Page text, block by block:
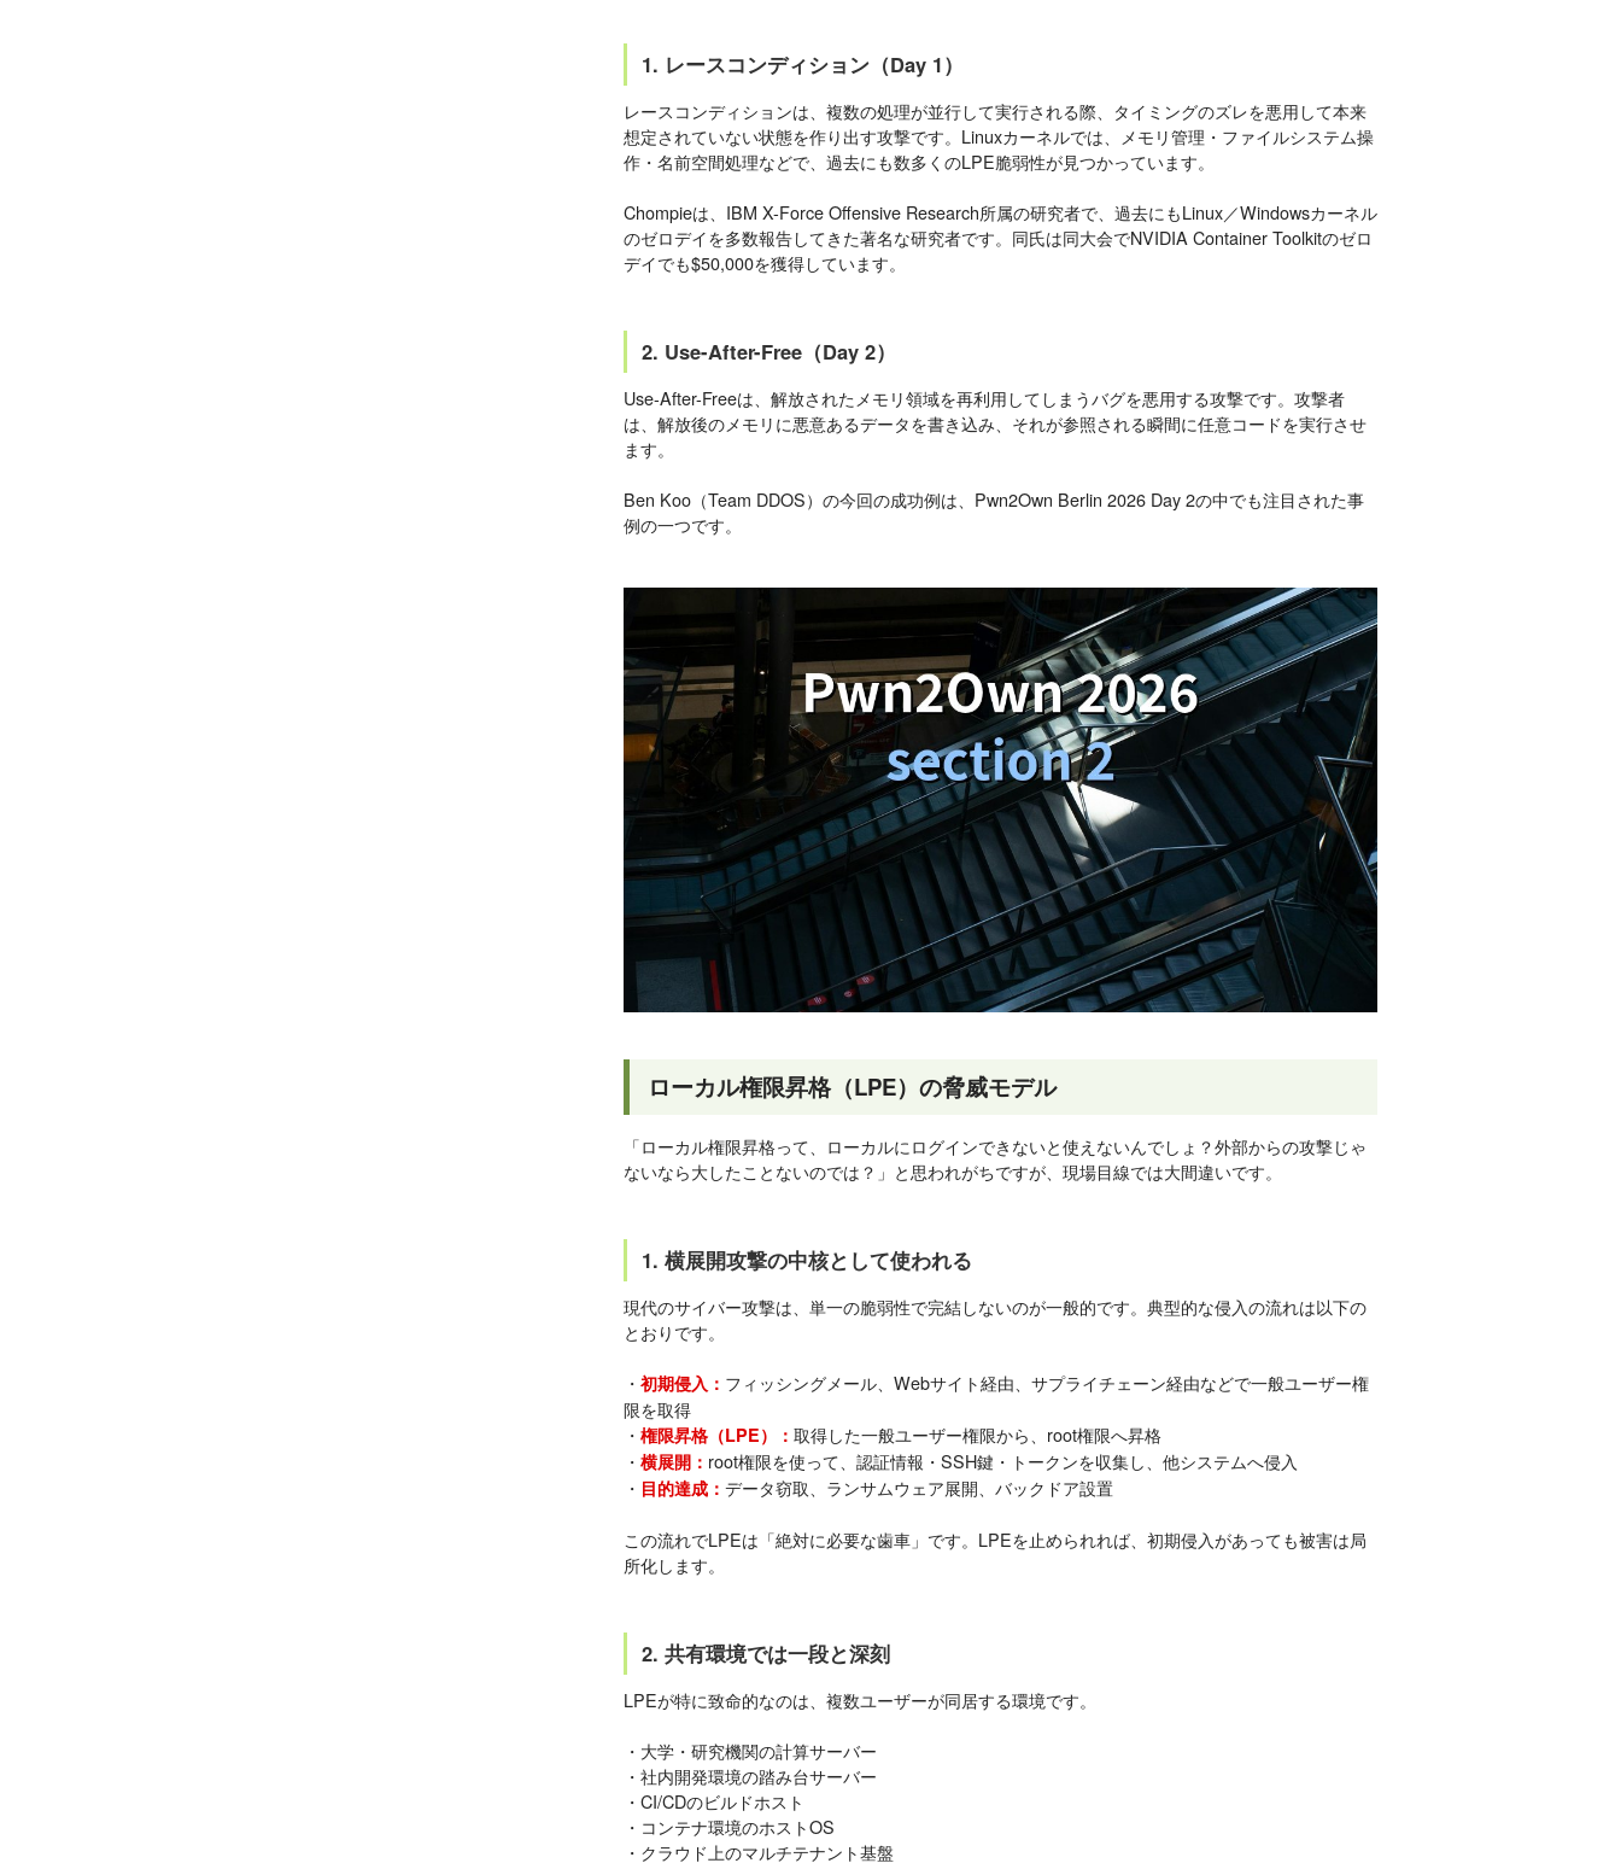
1. レースコンディション（Day 1）
レースコンディションは、複数の処理が並行して実行される際、タイミングのズレを悪用して本来
想定されていない状態を作り出す攻撃です。Linuxカーネルでは、メモリ管理・ファイルシステム操
作・名前空間処理などで、過去にも数多くのLPE脆弱性が見つかっています。
Chompieは、IBM X-Force Offensive Research所属の研究者で、過去にもLinux／Windowsカーネル
のゼロデイを多数報告してきた著名な研究者です。同氏は同大会でNVIDIA Container Toolkitのゼロ
デイでも$50,000を獲得しています。
2. Use-After-Free（Day 2）
Use-After-Freeは、解放されたメモリ領域を再利用してしまうバグを悪用する攻撃です。攻撃者
は、解放後のメモリに悪意あるデータを書き込み、それが参照される瞬間に任意コードを実行させ
ます。
Ben Koo（Team DDOS）の今回の成功例は、Pwn2Own Berlin 2026 Day 2の中でも注目された事
例の一つです。
ローカル権限昇格（LPE）の脅威モデル
「ローカル権限昇格って、ローカルにログインできないと使えないんでしょ？外部からの攻撃じゃ
ないなら大したことないのでは？」と思われがちですが、現場目線では大間違いです。
1. 横展開攻撃の中核として使われる
現代のサイバー攻撃は、単一の脆弱性で完結しないのが一般的です。典型的な侵入の流れは以下の
とおりです。
・ 初期侵入： フィッシングメール、Webサイト経由、サプライチェーン経由などで一般ユーザー権
限を取得
・ 権限昇格（LPE）： 取得した一般ユーザー権限から、root権限へ昇格
・ 横展開： root権限を使って、認証情報・SSH鍵・トークンを収集し、他システムへ侵入
・ 目的達成： データ窃取、ランサムウェア展開、バックドア設置
この流れでLPEは「絶対に必要な歯車」です。LPEを止められれば、初期侵入があっても被害は局
所化します。
2. 共有環境では一段と深刻
LPEが特に致命的なのは、複数ユーザーが同居する環境です。
・大学・研究機関の計算サーバー
・社内開発環境の踏み台サーバー
・CI/CDのビルドホスト
・コンテナ環境のホストOS
・クラウド上のマルチテナント基盤